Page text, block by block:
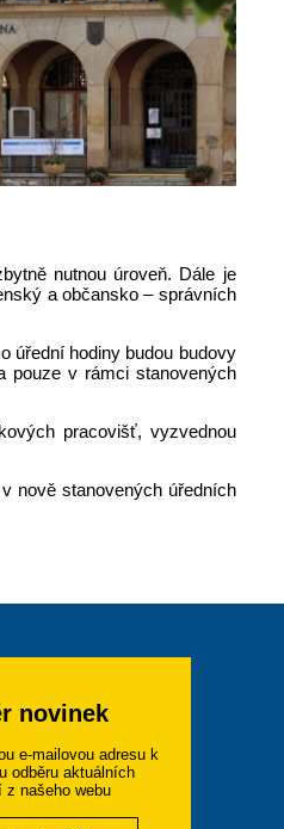
nutnou úroveň. Dále je
a občansko – správních
úřední hodiny budou budovy
pouze v rámci stanovených
pracovišť, vyzvednou
nově stanovených úředních
novinek
e-mailovou adresu k
odběru aktuálních
z našeho webu